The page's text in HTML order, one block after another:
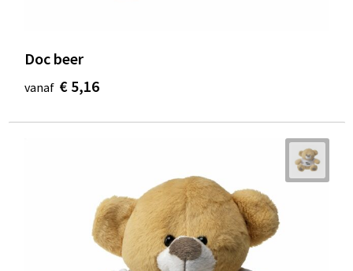
Doc beer
vanaf € 5,16